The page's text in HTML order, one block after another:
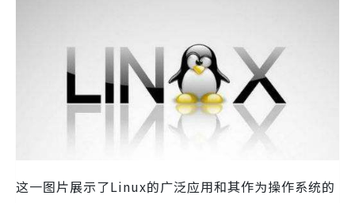
这一图片展示了Linux的广泛应用和其作为操作系统的